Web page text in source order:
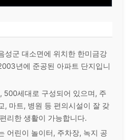
성군 대소면에 위치한 한미금강
년에 준공된 아파트 단지입니
500세대로 구성되어 있으며, 주
, 마트, 병원 등 편의시설이 잘 갖
리한 생활이 가능합니다.
어린이 놀이터, 주차장, 녹지 공